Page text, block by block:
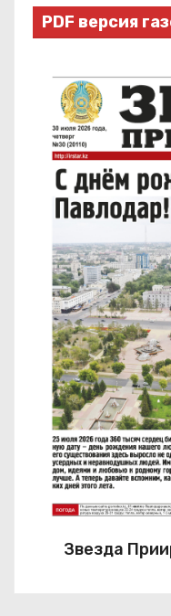
PDF версия
Звезда